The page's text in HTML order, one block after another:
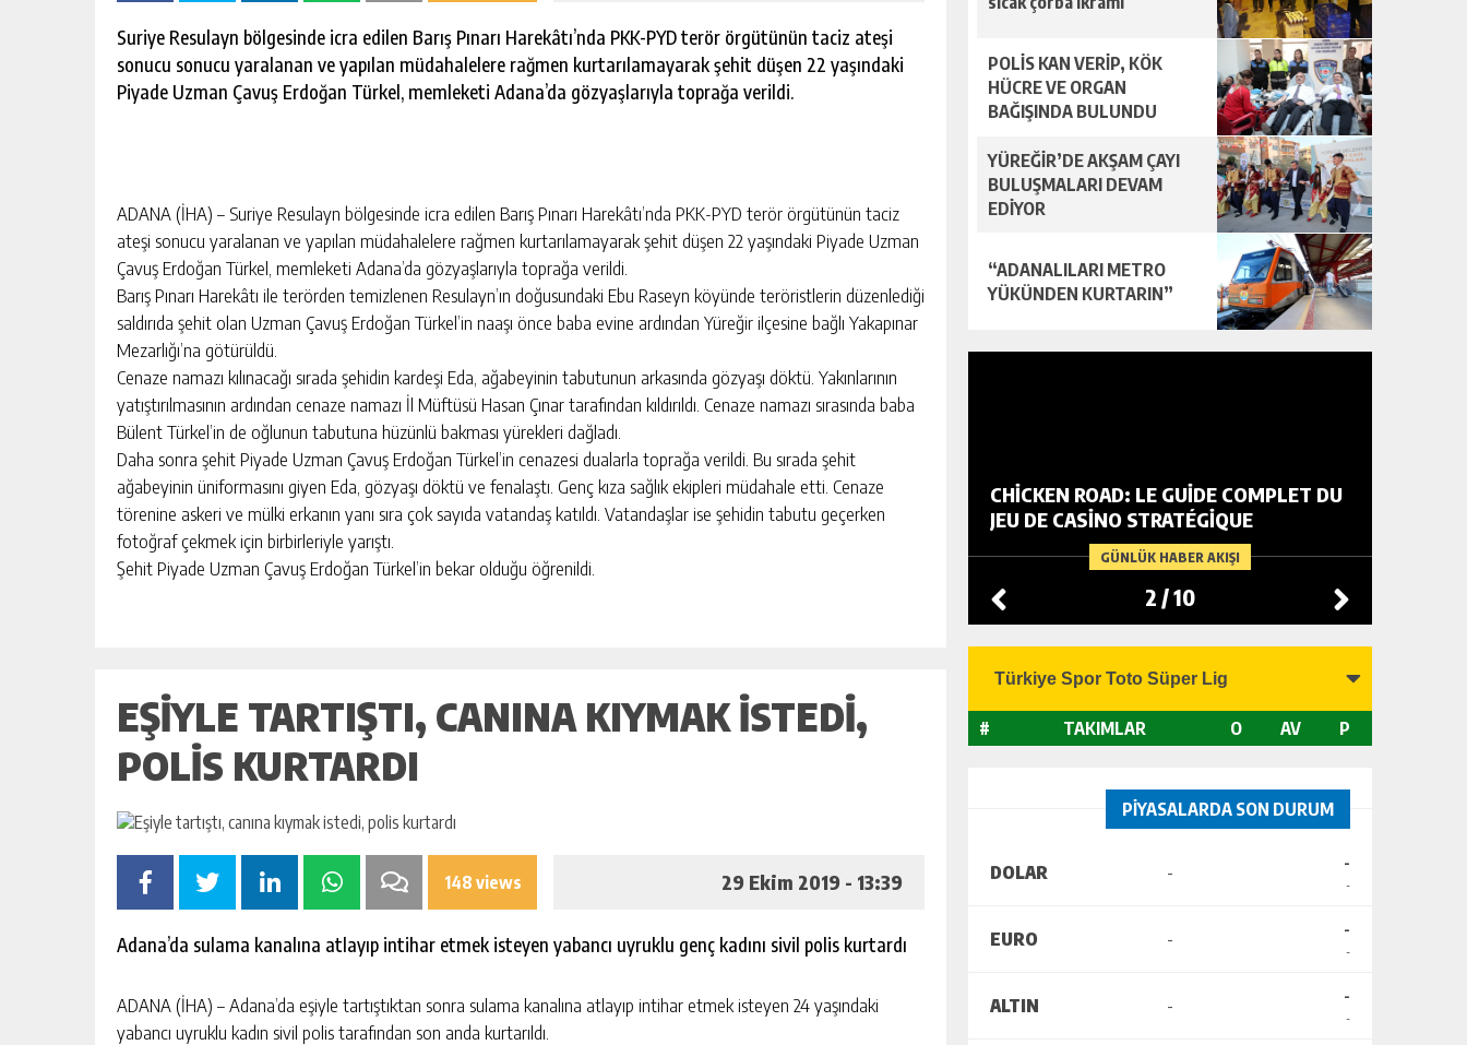
Suriye Resulayn bölgesinde icra edilen Barış Pınarı Harekâtı’nda PKK-PYD terör örgütünün taciz ateşi
sonucu sonucu yaralanan ve yapılan müdahalelere rağmen kurtarılamayarak şehit düşen 22 yaşındaki
Piyade Uzman Çavuş Erdoğan Türkel, memleketi Adana’da gözyaşlarıyla toprağa verildi.
ADANA (İHA) – Suriye Resulayn bölgesinde icra edilen Barış Pınarı Harekâtı’nda PKK-PYD terör örgütünün taciz
ateşi sonucu yaralanan ve yapılan müdahalelere rağmen kurtarılamayarak şehit düşen 22 yaşındaki Piyade Uzman
Çavuş Erdoğan Türkel, memleketi Adana’da gözyaşlarıyla toprağa verildi.
Barış Pınarı Harekâtı ile terörden temizlenen Resulayn’ın doğusundaki Ebu Raseyn köyünde teröristlerin düzenlediği
saldırıda şehit olan Uzman Çavuş Erdoğan Türkel’in naaşı önce baba evine ardından Yüreğir ilçesine bağlı Yakapınar
Mezarlığı’na götürüldü.
Cenaze namazı kılınacağı sırada şehidin kardeşi Eda, ağabeyinin tabutunun arkasında gözyaşı döktü. Yakınlarının
yatıştırılmasının ardından cenaze namazı İl Müftüsü Hasan Çınar tarafından kıldırıldı. Cenaze namazı sırasında baba
Bülent Türkel’in de oğlunun tabutuna hüzünlü bakması yürekleri dağladı.
Daha sonra şehit Piyade Uzman Çavuş Erdoğan Türkel’in cenazesi dualarla toprağa verildi. Bu sırada şehit
ağabeyinin üniformasını giyen Eda, gözyaşı döktü ve fenalaştı. Genç kıza sağlık ekipleri müdahale etti. Cenaze
törenine askeri ve mülki erkanın yanı sıra çok sayıda vatandaş katıldı. Vatandaşlar ise şehidin tabutu geçerken
fotoğraf çekmek için birbirleriyle yarıştı.
Şehit Piyade Uzman Çavuş Erdoğan Türkel’in bekar olduğu öğrenildi.
EŞIYLE TARTIŞTI, CANINA KIYMAK ISTEDI,
POLIS KURTARDI
148 views 29 Ekim 2019 - 13:39
Adana’da sulama kanalına atlayıp intihar etmek isteyen yabancı uyruklu genç kadını sivil polis kurtardı
ADANA (İHA) – Adana’da eşiyle tartıştıktan sonra sulama kanalına atlayıp intihar etmek isteyen 24 yaşındaki
yabancı uyruklu kadın sivil polis tarafından son anda kurtarıldı.
POLİS KAN VERİP, KÖK
HÜCRE VE ORGAN
BAĞIŞINDA BULUNDU
YÜREĞİR’DE AKŞAM ÇAYI
BULUŞMALARI DEVAM
EDİYOR
“ADANALILARI METRO
YÜKÜNDEN KURTARIN”
GÜNLÜK HABER AKIŞI
BAHÇE’DE 2 KATLI BİNA MAHKEMEDEN
SATILIK
CHICKEN ROAD: LE MANUEL COMPLET
DU GAME DE CASINO TACTIQUE
GÜNLÜK HABER AKIŞI
CHICKEN ROAD: LE GUIDE COMPLET DU
JEU DE CASINO STRATÉGIQUE
2 /10
# TAKIMLAR O AV P
PİYASALARDA SON DURUM
DOLAR - -
-
EURO - -
-
ALTIN - -
-